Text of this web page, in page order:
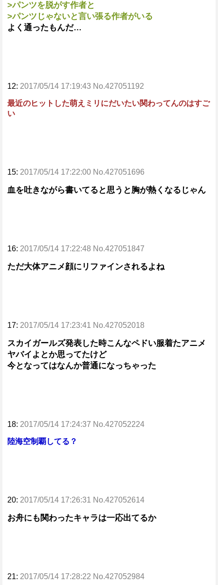
>パンツを脱がす作者と
>パンツじゃないと言い張る作者がいる
よく通ったもんだ…
12: 2017/05/14 17:19:43 No.427051192
最近のヒットした萌えミリにだいたい関わってんのはすご
い
15: 2017/05/14 17:22:00 No.427051696
血を吐きながら書いてると思うと胸が熱くなるじゃん
16: 2017/05/14 17:22:48 No.427051847
ただ大体アニメ顔にリファインされるよね
17: 2017/05/14 17:23:41 No.427052018
スカイガールズ発表した時こんなペドい服着たアニメ
ヤバイよとか思ってたけど
今となってはなんか普通になっちゃった
18: 2017/05/14 17:24:37 No.427052224
陸海空制覇してる？
20: 2017/05/14 17:26:31 No.427052614
お舟にも関わったキャラは一応出てるか
21: 2017/05/14 17:28:22 No.427052984